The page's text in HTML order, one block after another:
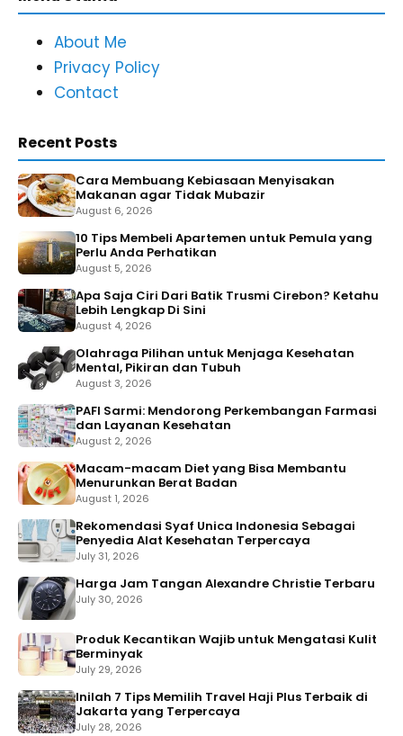
About Me
Privacy Policy
Contact
Recent Posts
Cara Membuang Kebiasaan Menyisakan
Makanan agar Tidak Mubazir
August 6, 2026
10 Tips Membeli Apartemen untuk Pemula yang
Perlu Anda Perhatikan
August 5, 2026
Apa Saja Ciri Dari Batik Trusmi Cirebon? Ketahu
Lebih Lengkap Di Sini
August 4, 2026
Olahraga Pilihan untuk Menjaga Kesehatan
Mental, Pikiran dan Tubuh
August 3, 2026
PAFI Sarmi: Mendorong Perkembangan Farmasi
dan Layanan Kesehatan
August 2, 2026
Macam-macam Diet yang Bisa Membantu
Menurunkan Berat Badan
August 1, 2026
Rekomendasi Syaf Unica Indonesia Sebagai
Penyedia Alat Kesehatan Terpercaya
July 31, 2026
Harga Jam Tangan Alexandre Christie Terbaru
July 30, 2026
Produk Kecantikan Wajib untuk Mengatasi Kulit
Berminyak
July 29, 2026
Inilah 7 Tips Memilih Travel Haji Plus Terbaik di
Jakarta yang Terpercaya
July 28, 2026